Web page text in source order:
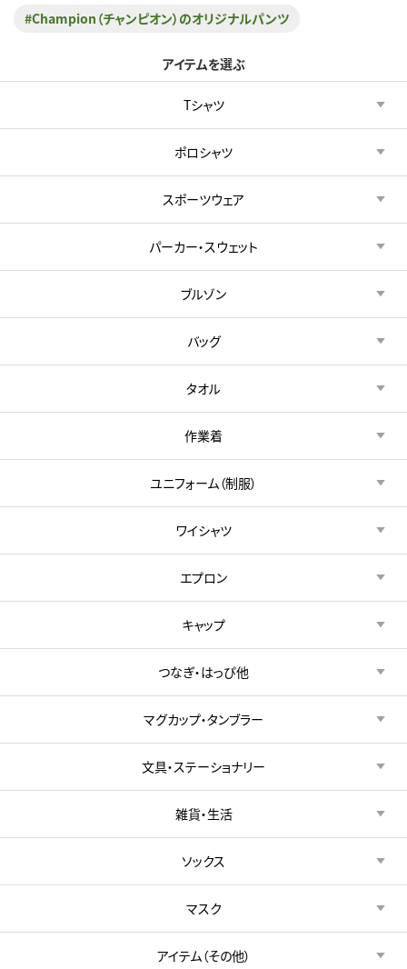
#Champion（チャンピオン）のオリジナルパンツ
アイテムを選ぶ
Tシャツ
ポロシャツ
スポーツウェア
パーカー・スウェット
ブルゾン
バッグ
タオル
作業着
ユニフォーム（制服）
ワイシャツ
エプロン
キャップ
つなぎ・はっぴ他
マグカップ・タンブラー
文具・ステーショナリー
雑貨・生活
ソックス
マスク
アイテム（その他）